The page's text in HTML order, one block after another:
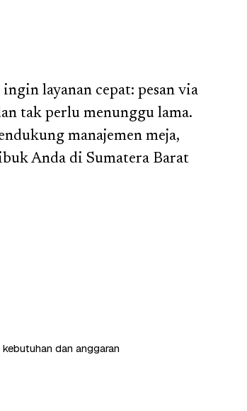
layanan cepat: pesan via
tak perlu menunggu lama.
manajemen meja,
Anda di Sumatera Barat
dan anggaran